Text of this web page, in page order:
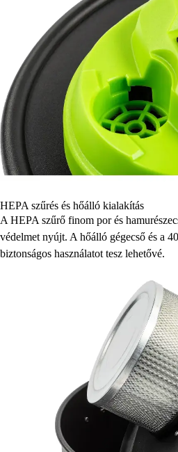
HEPA szűrés és hőálló kialakítás
A HEPA szűrő finom por és
védelmet nyújt. A hőálló gégecső és a
biztonságos használatot tesz lehetővé.